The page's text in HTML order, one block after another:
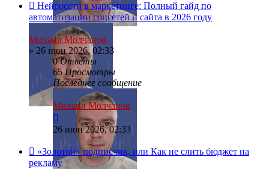
Нейросети в маркетинге: Полный гайд по
автоматизации соцсетей и сайта в 2026 году
Михаил Молчанов
» 26 июн 2026, 02:33
0Ответы
65Просмотры
Последнее сообщение
Михаил Молчанов
26 июн 2026, 02:33
«Золотой» подписчик, или Как не слить бюджет на
рекламу